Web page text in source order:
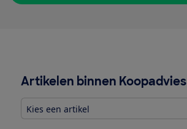
Artikelen binnen Koopadvies